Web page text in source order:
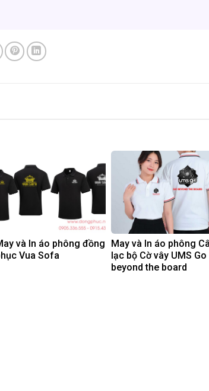
và In áo phông đồng
Vua Sofa
May và In áo phông
lạc bộ Cờ vây UMS Go
beyond the board